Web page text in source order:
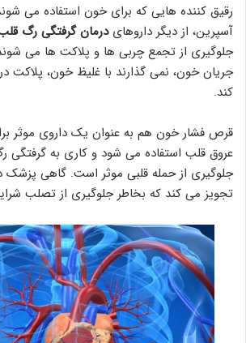
رقیق کننده هایی که برای خون استفاده می
آسپرین، از دیگر داروهایدرمان گرفتگی رگ
جلوگیری از تجمع چربی ها و پلاکت ها می
جریان خون، نمی گذارند با غلیظ خون،
کند.
قرص فشار خون هم به عنوان یک داروی موثر
عروق قلب استفاده می شود و کاری به گرفتگی رگ
جلوگیری از حمله قلبی موثر است. گاهی پزشک
تجویز می کند که بخاطر جلوگیری از تصلب